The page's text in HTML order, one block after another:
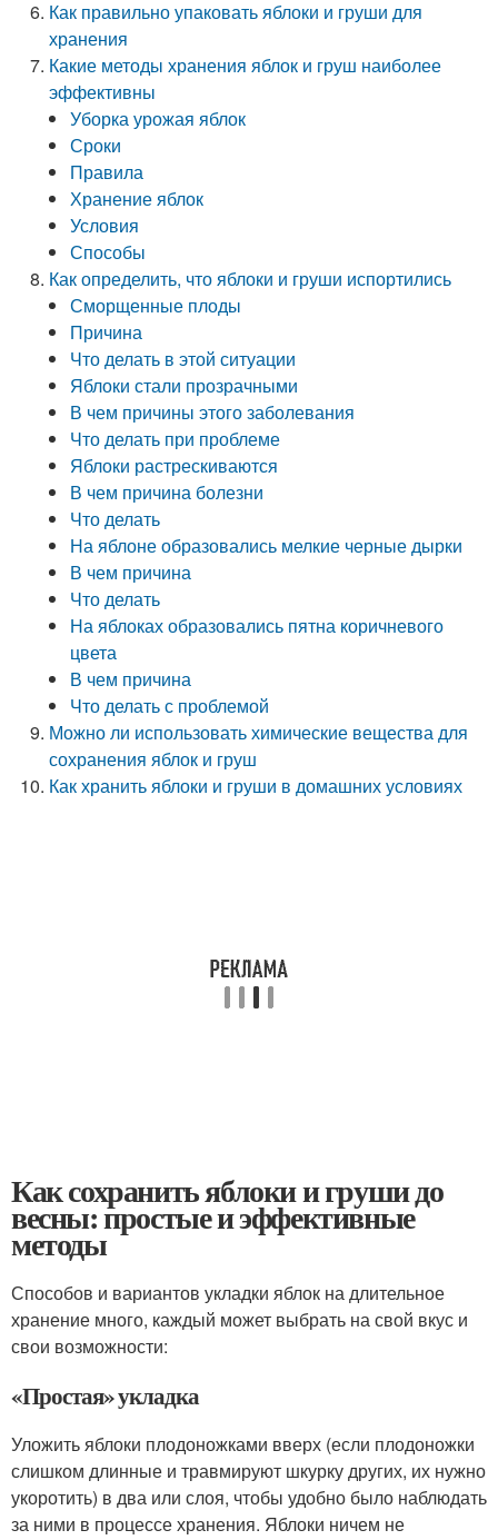
Как правильно упаковать яблоки и груши для
хранения
Какие методы хранения яблок и груш наиболее
эффективны
Уборка урожая яблок
Сроки
Правила
Хранение яблок
Условия
Способы
Как определить, что яблоки и груши испортились
Сморщенные плоды
Причина
Что делать в этой ситуации
Яблоки стали прозрачными
В чем причины этого заболевания
Что делать при проблеме
Яблоки растрескиваются
В чем причина болезни
Что делать
На яблоне образовались мелкие черные дырки
В чем причина
Что делать
На яблоках образовались пятна коричневого
цвета
В чем причина
Что делать с проблемой
Можно ли использовать химические вещества для
сохранения яблок и груш
Как хранить яблоки и груши в домашних условиях
Как сохранить яблоки и груши до
весны: простые и эффективные
методы
Способов и вариантов укладки яблок на длительное
хранение много, каждый может выбрать на свой вкус и
свои возможности:
«Простая» укладка
Уложить яблоки плодоножками вверх (если плодоножки
слишком длинные и травмируют шкурку других, их нужно
укоротить) в два или слоя, чтобы удобно было наблюдать
за ними в процессе хранения. Яблоки ничем не